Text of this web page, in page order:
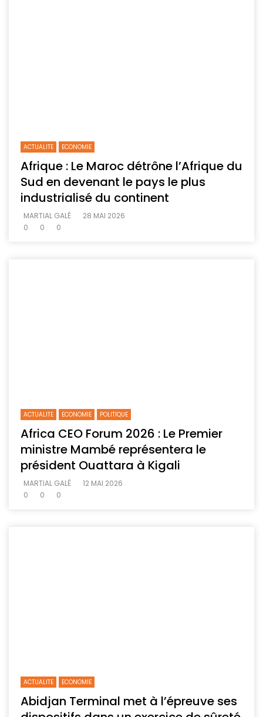
ACTUALITE ECONOMIE
Afrique : Le Maroc détrône l’Afrique du
Sud en devenant le pays le plus
industrialisé du continent
MARTIAL GALÉ
28 MAI 2026
0
0 0
ACTUALITE ECONOMIE POLITIQUE
Africa CEO Forum 2026 : Le Premier
ministre Mambé représentera le
président Ouattara à Kigali
MARTIAL GALÉ
12 MAI 2026
0
0 0
ACTUALITE ECONOMIE
Abidjan Terminal met à l’épreuve ses